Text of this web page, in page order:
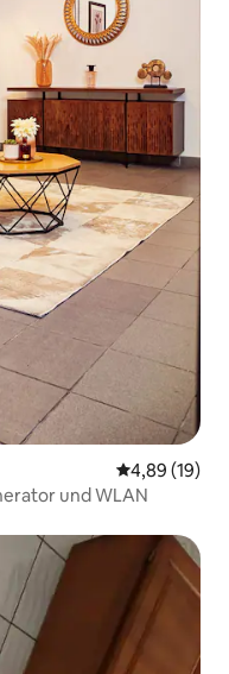
4,89 (19)
und WLAN